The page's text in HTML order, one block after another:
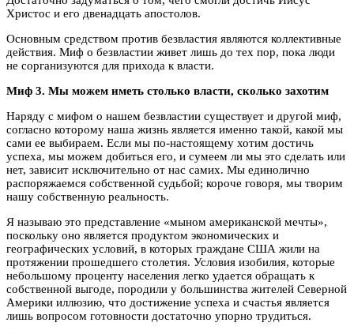
Христос и его двенадцать апостолов.
Основным средством против безвластия являются коллективные
действия. Миф о безвластии живет лишь до тех пор, пока люди
не сорганизуются для прихода к власти.
Миф 3. Мы можем иметь столько власти, сколько захотим
Наряду с мифом о нашем безвластии существует и другой миф,
согласно которому наша жизнь является именно такой, какой мы
сами ее выбираем. Если мы по-настоящему хотим достичь
успеха, мы можем добиться его, и сумеем ли мы это сделать или
нет, зависит исключительно от нас самих. Мы единолично
распоряжаемся собственной судьбой; короче говоря, мы творим
нашу собственную реальность.
Я называю это представление «мыном американской мечты»,
поскольку оно является продуктом экономических и
географических условий, в которых граждане США жили на
протяжении прошедшего столетия. Условия изобилия, которые
небольшому проценту населения легко удается обращать к
собственной выгоде, породили у большинства жителей Северной
Америки иллюзию, что достижение успеха и счастья является
лишь вопросом готовности достаточно упорно трудиться.